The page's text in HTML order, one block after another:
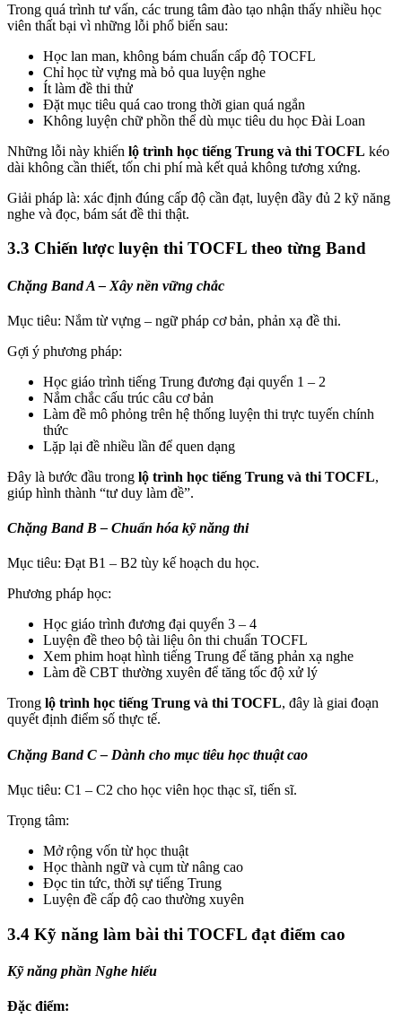
Trong quá trình tư vấn, các trung tâm đào tạo nhận thấy nhiều học
viên thất bại vì những lỗi phổ biến sau:
Học lan man, không bám chuẩn cấp độ TOCFL
Chỉ học từ vựng mà bỏ qua luyện nghe
Ít làm đề thi thử
Đặt mục tiêu quá cao trong thời gian quá ngắn
Không luyện chữ phồn thể dù mục tiêu du học Đài Loan
Những lỗi này khiến lộ trình học tiếng Trung và thi TOCFL kéo
dài không cần thiết, tốn chi phí mà kết quả không tương xứng.
Giải pháp là: xác định đúng cấp độ cần đạt, luyện đầy đủ 2 kỹ năng
nghe và đọc, bám sát đề thi thật.
3.3 Chiến lược luyện thi TOCFL theo từng Band
Chặng Band A – Xây nền vững chắc
Mục tiêu: Nắm từ vựng – ngữ pháp cơ bản, phản xạ đề thi.
Gợi ý phương pháp:
Học giáo trình tiếng Trung đương đại quyển 1 – 2
Nắm chắc cấu trúc câu cơ bản
Làm đề mô phỏng trên hệ thống luyện thi trực tuyến chính
thức
Lặp lại đề nhiều lần để quen dạng
Đây là bước đầu trong lộ trình học tiếng Trung và thi TOCFL,
giúp hình thành “tư duy làm đề”.
Chặng Band B – Chuẩn hóa kỹ năng thi
Mục tiêu: Đạt B1 – B2 tùy kế hoạch du học.
Phương pháp học:
Học giáo trình đương đại quyển 3 – 4
Luyện đề theo bộ tài liệu ôn thi chuẩn TOCFL
Xem phim hoạt hình tiếng Trung để tăng phản xạ nghe
Làm đề CBT thường xuyên để tăng tốc độ xử lý
Trong lộ trình học tiếng Trung và thi TOCFL, đây là giai đoạn
quyết định điểm số thực tế.
Chặng Band C – Dành cho mục tiêu học thuật cao
Mục tiêu: C1 – C2 cho học viên học thạc sĩ, tiến sĩ.
Trọng tâm:
Mở rộng vốn từ học thuật
Học thành ngữ và cụm từ nâng cao
Đọc tin tức, thời sự tiếng Trung
Luyện đề cấp độ cao thường xuyên
3.4 Kỹ năng làm bài thi TOCFL đạt điểm cao
Kỹ năng phần Nghe hiểu
Đặc điểm: